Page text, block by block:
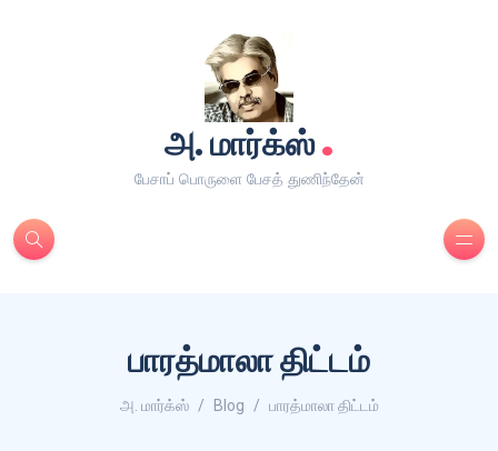
அ. மார்க்ஸ்.
பேசாப் பொருளை பேசத் துணிந்தேன்
பாரத்மாலா திட்டம்
அ. மார்க்ஸ் Blog பாரத்மாலா திட்டம்